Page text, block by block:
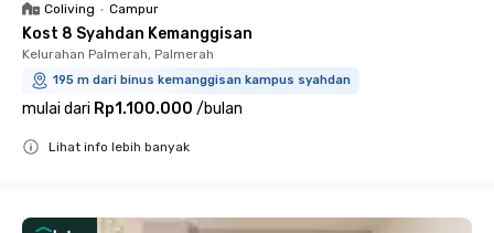
Coliving • Campur
Kost 8 Syahdan Kemanggisan
Kelurahan Palmerah, Palmerah
195 m dari binus kemanggisan kampus syahdan
mulai dari Rp1.100.000 /bulan
Lihat info lebih banyak